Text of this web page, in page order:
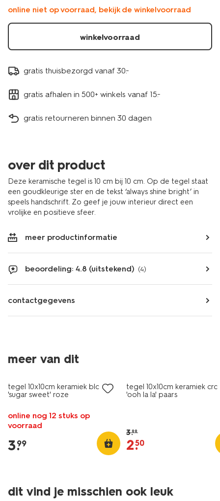
always-
bright-
61100287.html
online niet op voorraad, bekijk de winkelvoorraad
winkelvoorraad
gratis thuisbezorgd vanaf 30.-
gratis afhalen in 500+ winkels vanaf 15.-
gratis retourneren binnen 30 dagen
over dit product
Deze keramische tegel is 10 cm bij 10 cm. Op de tegel staat
een goudkleurige ster en de tekst ‘always shine bright’ in
speels handschrift. Zo geef je jouw interieur direct een
vrolijke en positieve sfeer.
meer productinformatie
beoordeling: 4.8 (uitstekend) (4)
contactgegevens
meer van dit
tegel 10x10cm keramiek bloem
'sugar sweet' roze
online nog 12 stuks op
voorraad
3.
99
tegel 10x10cm keramiek
'ooh la la' paars
3.99
2.
50
dit vind je misschien ook leuk
sale